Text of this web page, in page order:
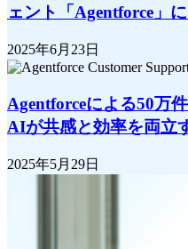
ェント「Agentforce」
2025年6月23日
Agentforceによる50万
AIが共感と効率を両立
2025年5月29日